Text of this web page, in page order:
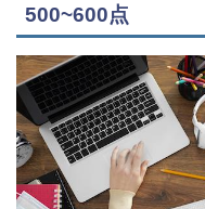
500~600点